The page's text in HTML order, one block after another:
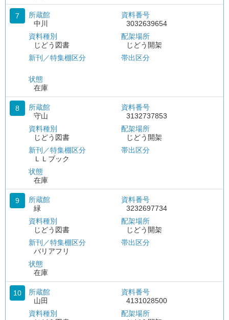
7
所蔵館
中川
資料種別
じどう図書
新刊／特集棚区分
状態
在庫
資料番号
3032639654
配架場所
じどう開架
帯出区分
8
所蔵館
守山
資料種別
じどう図書
新刊／特集棚区分
ＬＬブック
状態
在庫
資料番号
3132737853
配架場所
じどう開架
帯出区分
9
所蔵館
緑
資料種別
じどう図書
新刊／特集棚区分
バリアフリ
状態
在庫
資料番号
3232697734
配架場所
じどう開架
帯出区分
10
所蔵館
山田
資料種別
資料番号
4131028500
配架場所